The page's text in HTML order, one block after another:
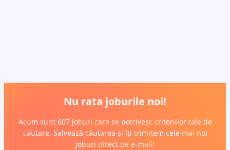
Nu rata joburile noi!
Acum sunt 607 joburi care se potrivesc criteriilor tale de
căutare. Salvează căutarea și îți trimitem cele mai noi
joburi direct pe e-mail!